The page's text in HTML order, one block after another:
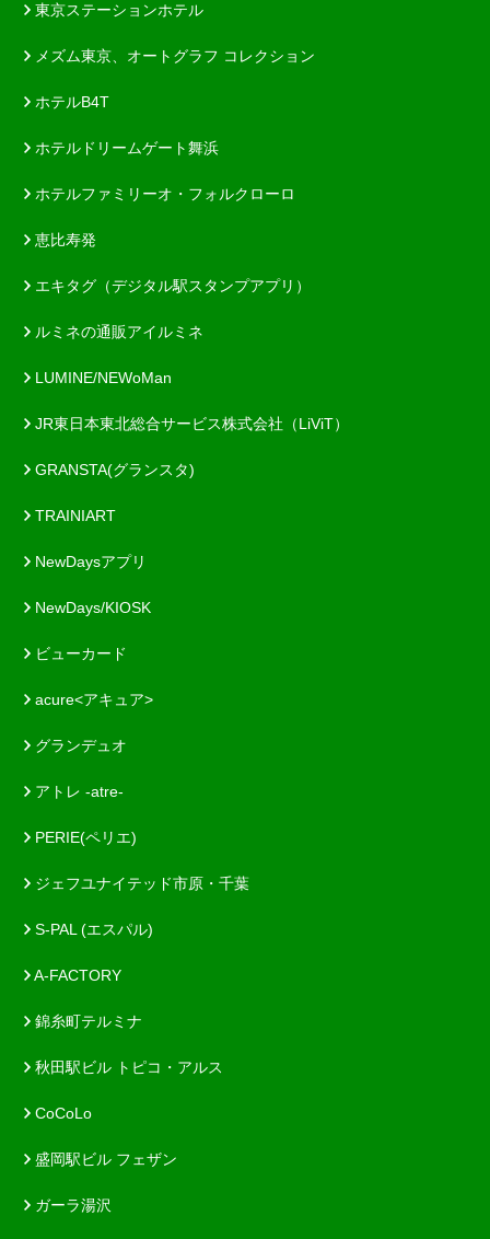
東京ステーションホテル
メズム東京、オートグラフ コレクション
ホテルB4T
ホテルドリームゲート舞浜
ホテルファミリーオ・フォルクローロ
恵比寿発
エキタグ（デジタル駅スタンプアプリ）
ルミネの通販アイルミネ
LUMINE/NEWoMan
JR東日本東北総合サービス株式会社（LiViT）
GRANSTA(グランスタ)
TRAINIART
NewDaysアプリ
NewDays/KIOSK
ビューカード
acure<アキュア>
グランデュオ
アトレ -atre-
PERIE(ペリエ)
ジェフユナイテッド市原・千葉
S-PAL (エスパル)
A-FACTORY
錦糸町テルミナ
秋田駅ビル トピコ・アルス
CoCoLo
盛岡駅ビル フェザン
ガーラ湯沢